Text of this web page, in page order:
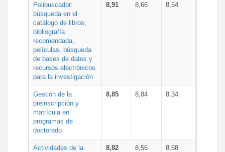
Polibuscador:
búsqueda en el
catálogo de libros,
bibliografía
recomendada,
películas, búsqueda
de bases de datos y
recursos electrónicos
para la investigación
8,91 8,66 8,54
Gestión de la
preinscripción y
matrícula en
programas de
doctorado
8,85 8,84 8,34
Actividades de la
8,82 8,56 8,68